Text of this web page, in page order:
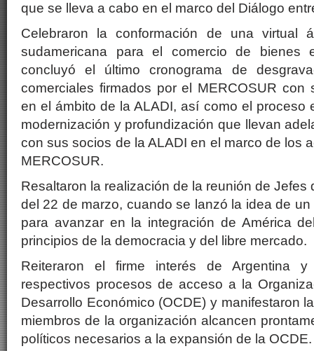
que se lleva a cabo en el marco del Diálogo
Celebraron la conformación de una virtual
sudamericana para el comercio de
concluyó el último cronograma de
comerciales firmados por el MERCOSUR con
en el ámbito de la ALADI, así como el proceso
modernización y profundización que llevan
con sus socios de la ALADI en el marco de los
MERCOSUR.
Resaltaron la realización de la reunión de Jefes
del 22 de marzo, cuando se lanzó la idea de
para avanzar en la integración de América
principios de la democracia y del libre mercado.
Reiteraron el firme interés de Argentina
respectivos procesos de acceso a la
Desarrollo Económico (OCDE) y manifestaron
miembros de la organización alcancen
políticos necesarios a la expansión de la OCDE.